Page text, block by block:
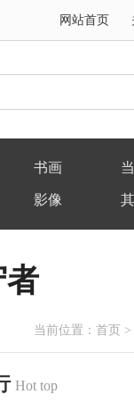
网站首页
书画
影像
者
当前位置： 首页 >
Hot top